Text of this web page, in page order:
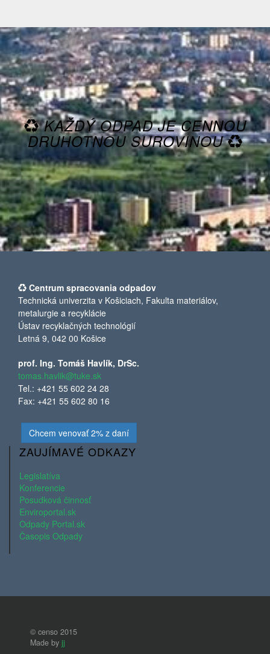
KAŽDÝ ODPAD JE CENNOU
DRUHOTNOU SUROVINOU
Centrum spracovania odpadov
Technická univerzita v Košiciach, Fakulta materiálov,
metalurgie a recyklácie
Ústav recyklačných technológií
Letná 9, 042 00 Košice
prof. Ing. Tomáš Havlík, DrSc.
tomas.havlik@tuke.sk
Tel.: +421 55 602 24 28
Fax: +421 55 602 80 16
Chcem venovať 2% z daní
ZAUJÍMAVÉ ODKAZY
Legislatíva
Konferencie
Posudková činnosť
Enviroportal.sk
Odpady Portal.sk
Časopis Odpady
© censo 2015
Made by jj